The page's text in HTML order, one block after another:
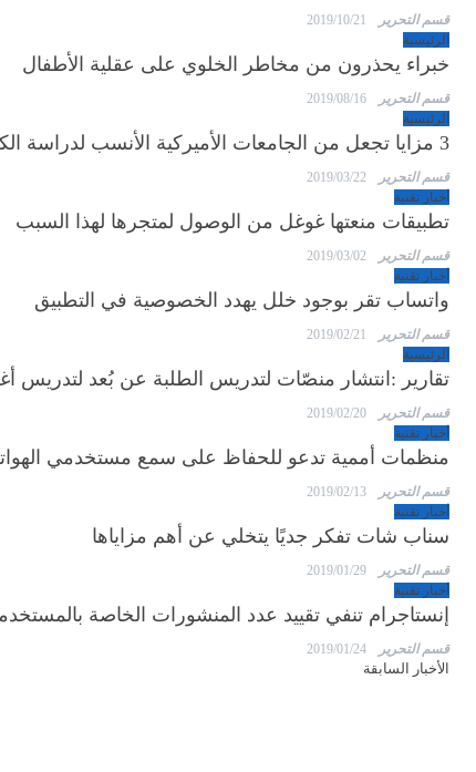
قسم التحرير 2019/10/21
الرئيسية
خبراء يحذرون من مخاطر الخلوي على عقلية الأطفال
قسم التحرير 2019/08/16
الرئيسية
3 مزايا تجعل من الجامعات الأميركية الأنسب لدراسة الكمبيوتر
قسم التحرير 2019/03/22
أخبار تقنية
تطبيقات منعتها غوغل من الوصول لمتجرها لهذا السبب
قسم التحرير 2019/03/02
أخبار تقنية
واتساب تقر بوجود خلل يهدد الخصوصية في التطبيق
قسم التحرير
2019/02/21
الرئيسية
تقارير :انتشار منصّات لتدريس الطلبة عن بُعد لتدريس
قسم التحرير
2019/02/20
أخبار تقنية
منظمات أممية تدعو للحفاظ على سمع مستخدمي
قسم التحرير
2019/02/13
أخبار تقنية
سناب شات تفكر جديًا يتخلي عن أهم مزاياها
قسم التحرير
2019/01/29
أخبار تقنية
إنستاجرام تنفي تقييد عدد المنشورات الخاصة
قسم التحرير 2019/01/24
الأخبار السابقة